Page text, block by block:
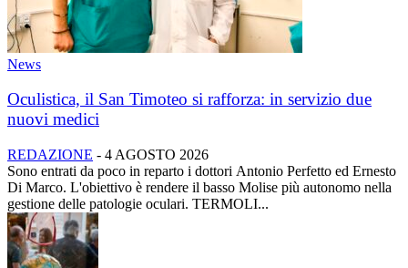
News
Oculistica, il San Timoteo si rafforza: in servizio due
nuovi medici
REDAZIONE - 4 AGOSTO 2026
Sono entrati da poco in reparto i dottori Antonio Perfetto ed Ernesto
Di Marco. L'obiettivo è rendere il basso Molise più autonomo nella
gestione delle patologie oculari. TERMOLI...